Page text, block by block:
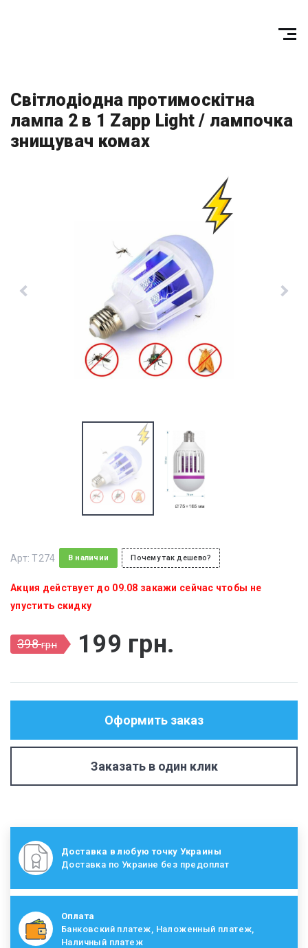
Світлодіодна протимоскітна
лампа 2 в 1 Zapp Light / лампочка
знищувач комах
Арт:T274 В наличии Почему так дешево?
Акция действует до 09.08 закажи сейчас чтобы не
упустить скидку
398грн 199 грн.
Оформить заказ
Заказать в один клик
Доставка в любую точку Украины
Доставка по Украине без предоплат
Оплата
Банковский платеж, Наложенный платеж,
Наличный платеж